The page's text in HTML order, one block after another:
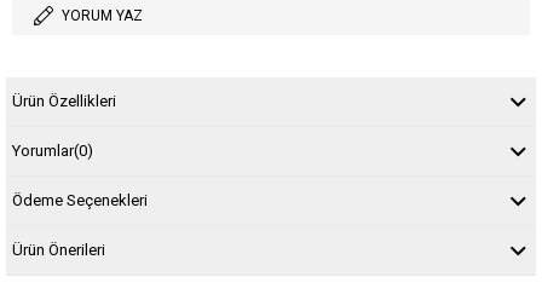
YORUM YAZ
Ürün Özellikleri
Yorumlar(0)
Ödeme Seçenekleri
Ürün Önerileri